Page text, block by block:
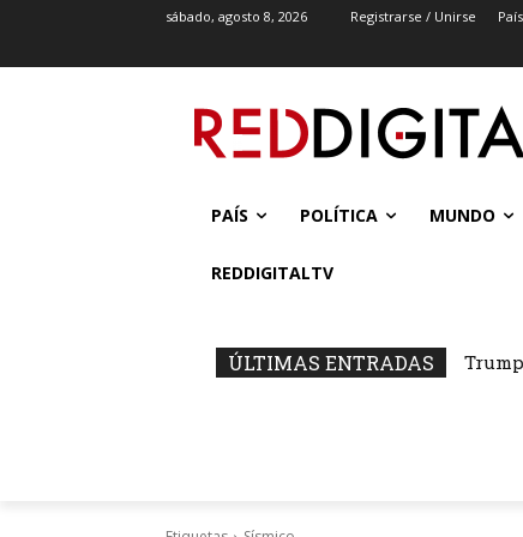
sábado, agosto 8, 2026 Registrarse / Unirse País
PAÍS POLÍTICA MUNDO
REDDIGITALTV
ÚLTIMAS ENTRADAS